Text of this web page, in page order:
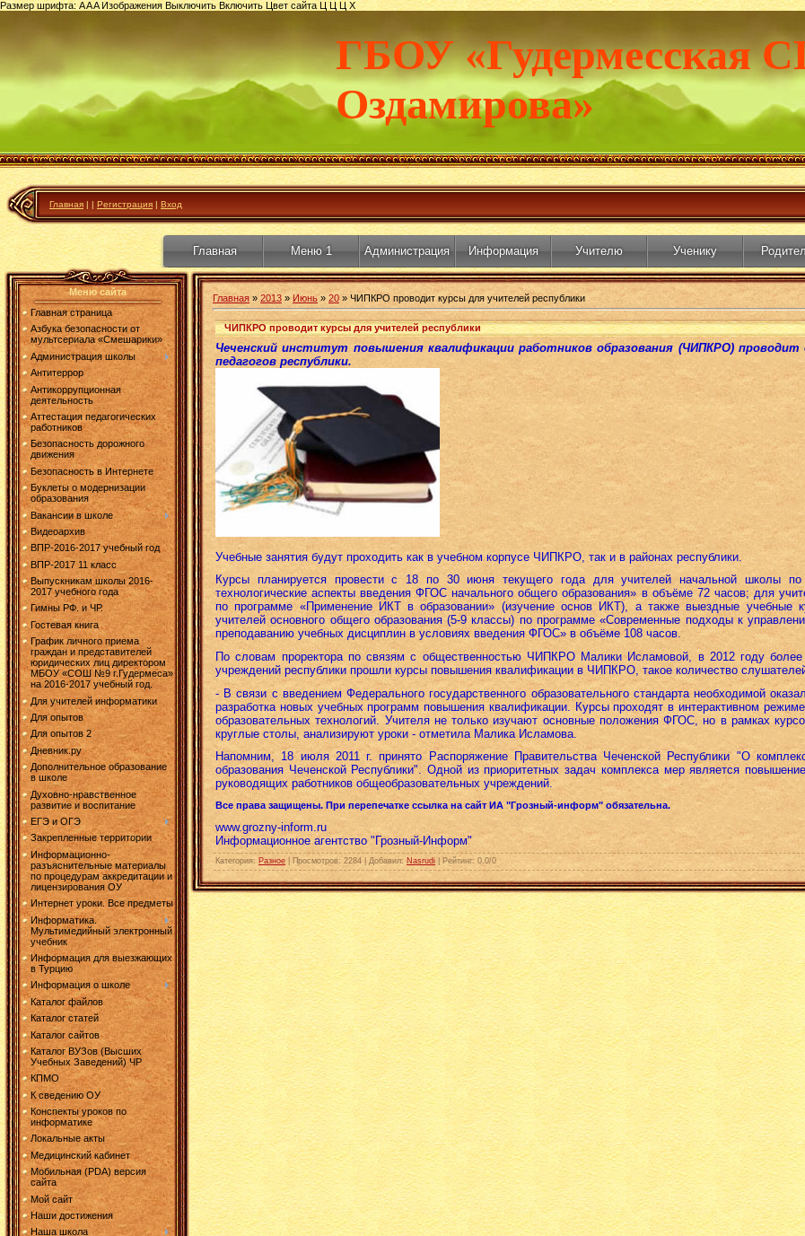
Размер шрифта:AAAИзображения Выключить ВключитьЦвет сайта Ц Ц Ц Х
ГБОУ «Гудермесская
Оздамирова»
Главная | | Регистрация | Вход
Главная Меню 1 Администрация Информация Учителю Ученику
Меню сайта
Главная страница
Азбука безопасности от
мультсериала «Смешарики»
Администрация школы
Антитеррор
Антикоррупционная
деятельность
Аттестация педагогических
работников
Безопасность дорожного
движения
Безопасность в Интернете
Буклеты о модернизации
образования
Вакансии в школе
Видеоархив
ВПР-2016-2017 учебный год
ВПР-2017 11 класс
Выпускникам школы 2016-
2017 учебного года
Гимны РФ. и ЧР.
Гостевая книга
График личного приема
граждан и представителей
юридических лиц директором
МБОУ «СОШ №9 г.Гудермеса»
на 2016-2017 учебный год.
Для учителей информатики
Для опытов
Для опытов 2
Дневник.ру
Дополнительное образование
в школе
Духовно-нравственное
развитие и воспитание
ЕГЭ и ОГЭ
Закрепленные территории
Информационно-
разъяснительные материалы
по процедурам аккредитации и
лицензирования ОУ
Интернет уроки. Все предметы
Информатика.
Мультимедийный электронный
учебник
Информация для выезжающих
в Турцию
Информация о школе
Каталог файлов
Каталог статей
Каталог сайтов
Каталог ВУЗов (Высших
Учебных Заведений) ЧР
КПМО
К сведению ОУ
Конспекты уроков по
информатике
Локальные акты
Медицинский кабинет
Мобильная (PDA) версия
сайта
Мой сайт
Наши достижения
Наша школа
Главная » 2013 » Июнь » 20 » ЧИПКРО проводит курсы для учителей республики
ЧИПКРО проводит курсы для учителей республики
Чеченский институт повышения квалификации работников образования (ЧИПКРО) проводит
педагогов республики.
Учебные занятия будут проходить как в учебном корпусе ЧИПКРО, так и в районах республики.
Курсы планируется провести с 18 по 30 июня текущего года для учителей начальной школы
технологические аспекты введения ФГОС начального общего образования» в объёме 72 часов; для
по программе «Применение ИКТ в образовании» (изучение основ ИКТ), а также выездные учебные
учителей основного общего образования (5-9 классы) по программе «Современные подходы к
преподаванию учебных дисциплин в условиях введения ФГОС» в объёме 108 часов.
По словам проректора по связям с общественностью ЧИПКРО Малики Исламовой, в 2012 году более
учреждений республики прошли курсы повышения квалификации в ЧИПКРО, такое количество слушателей
- В связи с введением Федерального государственного образовательного стандарта необходимой
разработка новых учебных программ повышения квалификации. Курсы проходят в интерактивном
образовательных технологий. Учителя не только изучают основные положения ФГОС, но в рамках
круглые столы, анализируют уроки - отметила Малика Исламова.
Напомним, 18 июля 2011 г. принято Распоряжение Правительства Чеченской Республики "О
образования Чеченской Республики". Одной из приоритетных задач комплекса мер является
руководящих работников общеобразовательных учреждений.
Все права защищены. При перепечатке ссылка на сайт ИА "Грозный-информ" обязательна.
www.grozny-inform.ru
Информационное агентство "Грозный-Информ"
Категория: Разное Просмотров: 2284 Добавил: Nasrudi Рейтинг: 0.0/0